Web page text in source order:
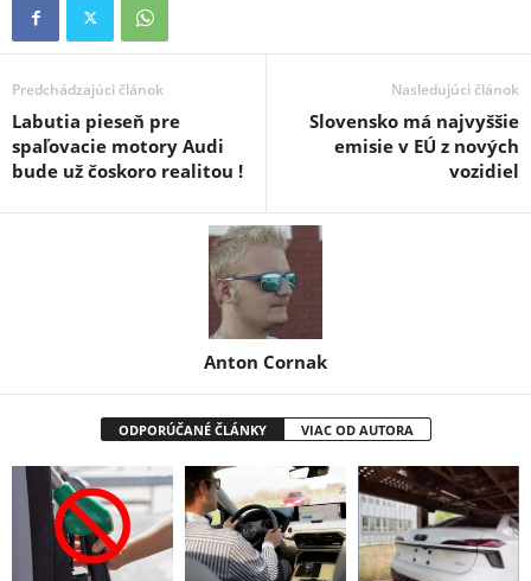
Predchádzajúci článok
Labutia pieseň pre
spaľovacie motory Audi
bude už čoskoro realitou !
Nasledujúci článok
Slovensko má najvyššie
emisie v EÚ z nových
vozidiel
Anton Cornak
ODPORÚČANÉ ČLÁNKY VIAC OD AUTORA